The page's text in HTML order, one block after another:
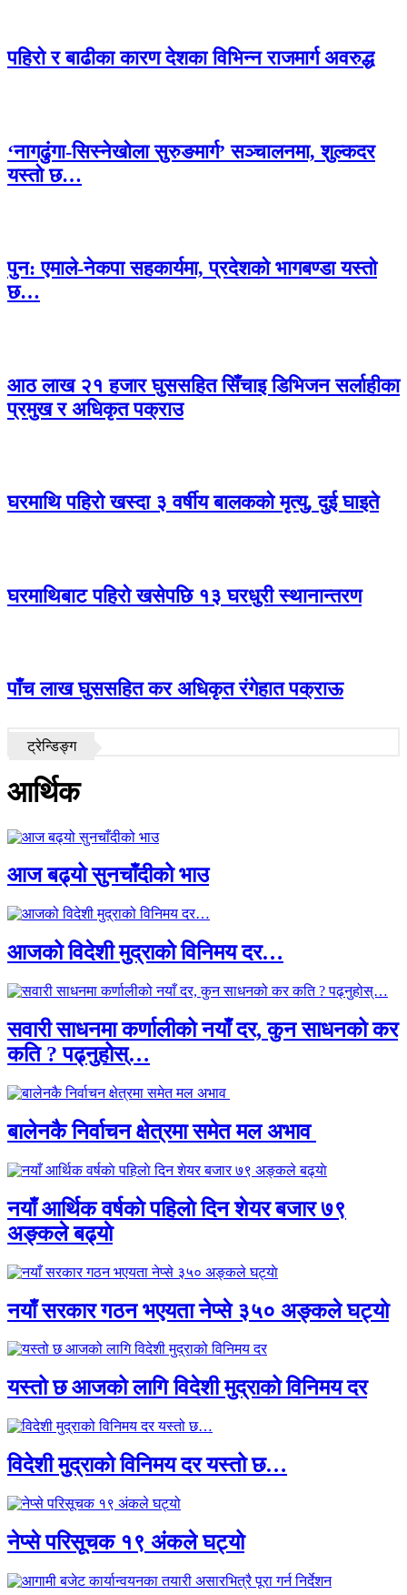
पहिरो र बाढीका कारण देशका विभिन्न राजमार्ग अवरुद्ध
‘नागढुंगा-सिस्नेखोला सुरुङमार्ग’ सञ्चालनमा, शुल्कदर
यस्तो छ…
पुन: एमाले-नेकपा सहकार्यमा, प्रदेशको भागबण्डा यस्तो
छ…
आठ लाख २१ हजार घुससहित सिँचाइ डिभिजन सर्लाहीका
प्रमुख र अधिकृत पक्राउ
घरमाथि पहिरो खस्दा ३ वर्षीय बालकको मृत्यु, दुई घाइते
घरमाथिबाट पहिरो खसेपछि १३ घरधुरी स्थानान्तरण
पाँच लाख घुससहित कर अधिकृत रंगेहात पक्राऊ
ट्रेन्डिङ्ग
आर्थिक
आज बढ्यो सुनचाँदीको भाउ
आजको विदेशी मुद्राको विनिमय दर…
सवारी साधनमा कर्णालीको नयाँ दर, कुन साधनको कर
कति ? पढ्नुहोस्…
बालेनकै निर्वाचन क्षेत्रमा समेत मल अभाव
नयाँ आर्थिक वर्षकाे पहिलाे दिन शेयर बजार ७९
अङ्कले बढ्याे
नयाँ सरकार गठन भएयता नेप्से ३५० अङ्कले घट्याे
यस्तो छ आजको लागि विदेशी मुद्राको विनिमय दर
विदेशी मुद्राको विनिमय दर यस्तो छ…
नेप्से परिसूचक १९ अंकले घट्यो